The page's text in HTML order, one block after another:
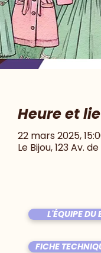
Heure et
22 mars 2025,
Le Bijou, 123 Av.
L'ÉQUIPE DU
FICHE